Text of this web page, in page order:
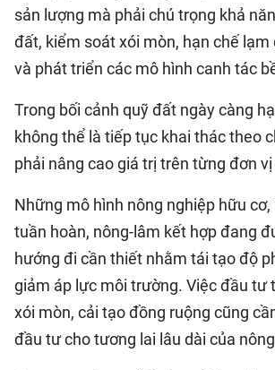
sản lượng mà phải chú trọng khả
đất, kiểm soát xói mòn, hạn chế lạm
và phát triển các mô hình canh tác
Trong bối cảnh quỹ đất ngày càng
không thể là tiếp tục khai thác theo
phải nâng cao giá trị trên từng đơn
Những mô hình nông nghiệp hữu
tuần hoàn, nông-lâm kết hợp đang
hướng đi cần thiết nhằm tái tạo độ
giảm áp lực môi trường. Việc đầu tư
xói mòn, cải tạo đồng ruộng cũng
đầu tư cho tương lai lâu dài của